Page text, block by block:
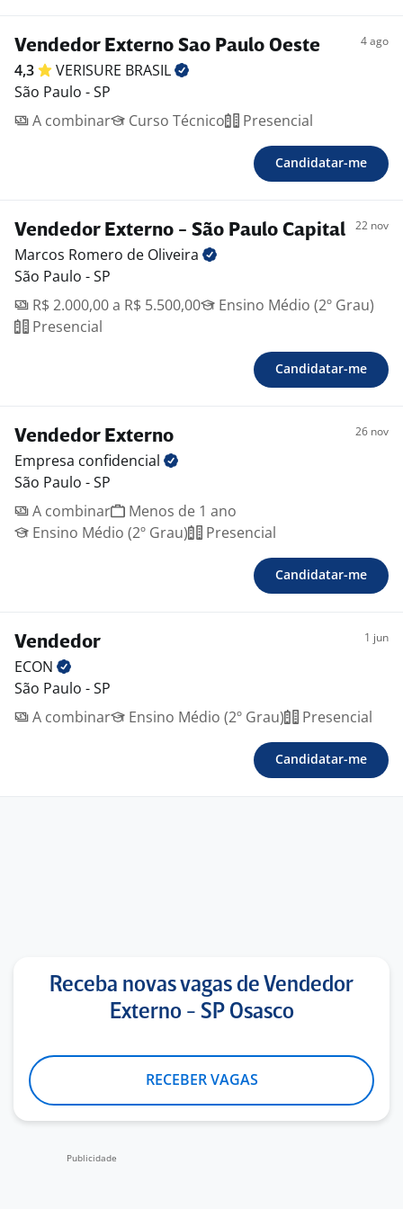
*Os planos de assistência médica, odontológica e
Wellhub poderão ter cobrança de mensalidade de
acordo com a categoria escolhida.
Segunda à sexta-feira das 08:30 as 18:00 e aos sábados
Atenção! As vagas da Verisure são divulgadas somente
em nossos canais oficiais (LinkedIn, Site de Carreiras,
cobranças nem pedimos dados bancários.
Confirme sempre se o e-mail vem do domínio
@verisure.com.br ou pelo nosso Whatsapp oficial
Vendedor Externo Sao Paulo Oeste 4 ago
4,3 VERISURE BRASIL
São Paulo - SP
A combinar
Curso Técnico Presencial
Candidatar-me
Vendedor Externo - São Paulo Capital 22 nov
Marcos Romero de Oliveira
São Paulo - SP
R$ 2.000,00 a R$ 5.500,00
Ensino Médio (2º Grau)
Presencial
Candidatar-me
Vendedor Externo 26 nov
Empresa confidencial
São Paulo - SP
A combinar
Menos de 1 ano
Ensino Médio (2º Grau)
Presencial
Candidatar-me
Vendedor 1 jun
ECON
São Paulo - SP
A combinar
Ensino Médio (2º Grau) Presencial
Candidatar-me
Receba novas vagas de Vendedor
Externo - SP Osasco
RECEBER VAGAS